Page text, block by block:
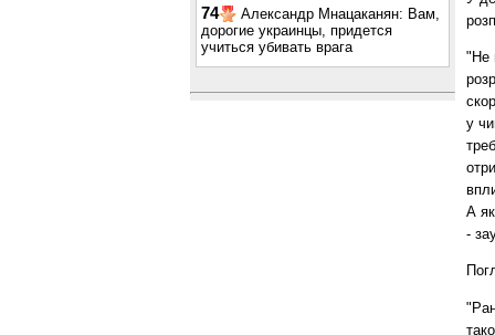
74
Александр Мнацаканян: Вам,
дорогие украинцы, придется
учиться убивать врага
"Не
у
А
-